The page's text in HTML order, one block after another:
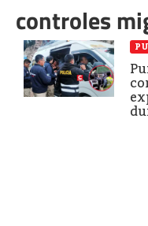
controles